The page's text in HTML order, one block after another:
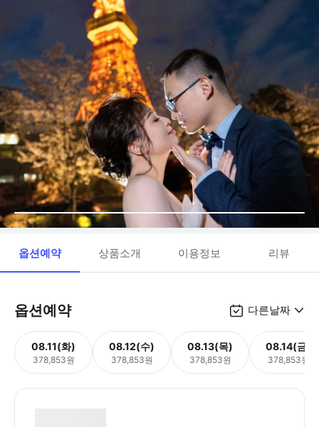
옵션예약 상품소개 이용정보 리뷰
옵션예약 다른날짜
08.11(화)
378,853원
08.12(수)
378,853원
08.13(목)
378,853원
08.14(금)
378,853원